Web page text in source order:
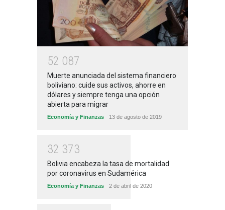
52 087
Muerte anunciada del sistema financiero
boliviano: cuide sus activos, ahorre en
dólares y siempre tenga una opción
abierta para migrar
Economía y Finanzas 13 de agosto de 2019
32 373
Bolivia encabeza la tasa de mortalidad
por coronavirus en Sudamérica
Economía y Finanzas 2 de abril de 2020